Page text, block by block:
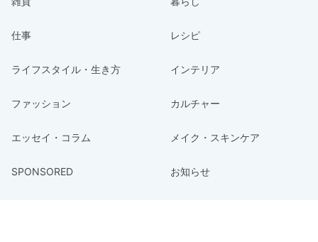
仕事 レシピ
ライフスタイル・生き方 インテリア
ファッション カルチャー
エッセイ・コラム メイク・スキンケア
SPONSORED お知らせ